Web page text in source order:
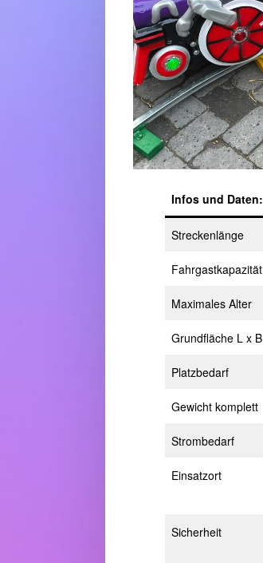
Infos und Daten:
Streckenlänge
Fahrgastkapazität
Maximales Alter
Grundfläche L x B
Platzbedarf
Gewicht komplett
Strombedarf
Einsatzort
Sicherheit